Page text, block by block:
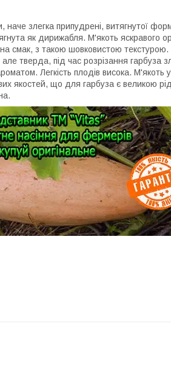
наче злегка припудрені, витягнутої
як дирижабля. М'якоть яскравого
смак, з такою шовковистою текстурою.
тверда, під час розрізання гарбуза
Легкість плодів висока. М'якоть
якостей, що для гарбуза є великою